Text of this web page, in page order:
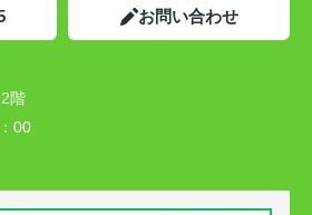
お問い合わせ
階
00